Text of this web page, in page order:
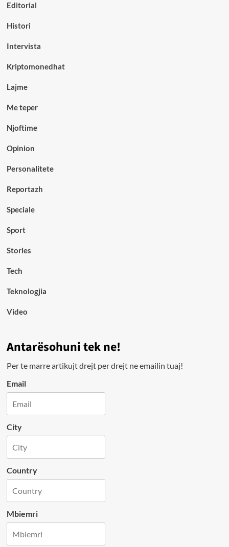
Editorial
Histori
Intervista
Kriptomonedhat
Lajme
Me teper
Njoftime
Opinion
Personalitete
Reportazh
Speciale
Sport
Stories
Tech
Teknologjia
Video
Antarësohuni tek ne!
Per te marre artikujt drejt per drejt ne emailin tuaj!
Email
City
Country
Mbiemri